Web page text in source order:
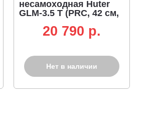
несамоходная Huter
GLM-3.5 T (PRC, 42 см,
л, 23.7 кг)20 790 p.
Нет в наличии